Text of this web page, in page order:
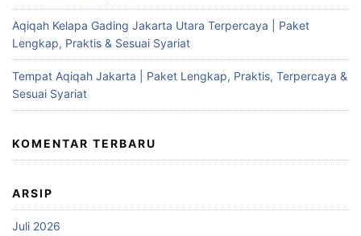
Aqiqah Kelapa Gading Jakarta Utara Terpercaya | Paket
Lengkap, Praktis & Sesuai Syariat
Tempat Aqiqah Jakarta | Paket Lengkap, Praktis, Terpercaya &
Sesuai Syariat
KOMENTAR TERBARU
ARSIP
Juli 2026